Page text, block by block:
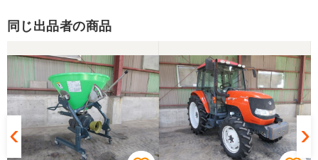
同じ出品者の商品